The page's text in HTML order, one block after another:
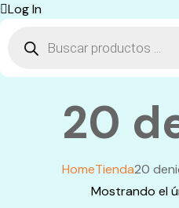
Log In
productos
20
HomeTienda20
Mostrando el